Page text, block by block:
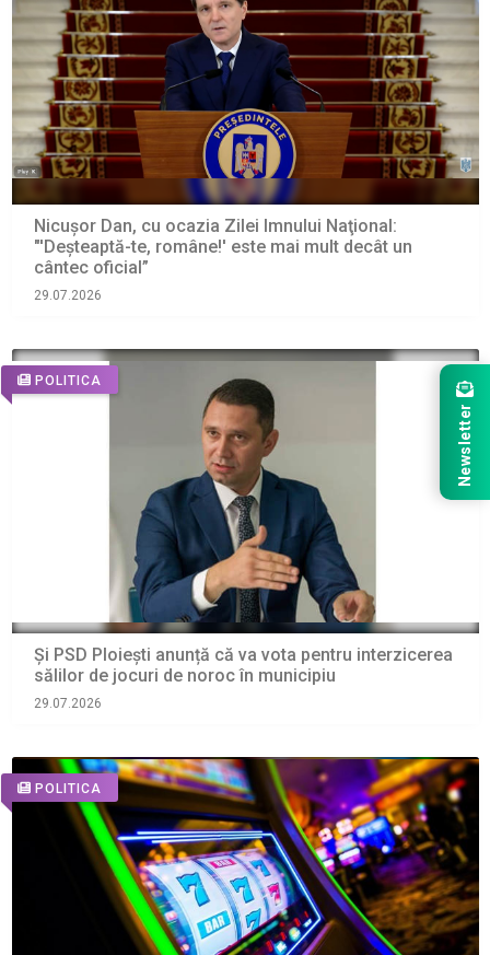
Nicușor Dan, cu ocazia Zilei Imnului Naţional:
"'Deşteaptă-te, române!' este mai mult decât un
cântec oficial”
29.07.2026
POLITICA
Și PSD Ploiești anunță că va vota pentru interzicerea
sălilor de jocuri de noroc în municipiu
29.07.2026
POLITICA
Newsletter